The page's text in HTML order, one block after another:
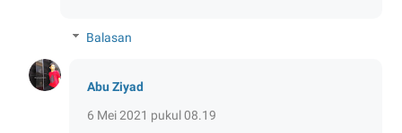
Balasan
Abu Ziyad
6 Mei 2021 pukul 08.19